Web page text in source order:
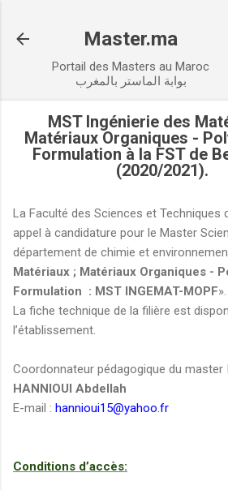
Master.ma
Portail des Masters au Maroc
بوابة الماستر بالمغرب
MST Ingénierie des
Matériaux Organiques -
Formulation à la FST de
(2020/2021).
La Faculté des Sciences et Techniques
appel à candidature pour le Master
département de chimie et
Matériaux ; Matériaux Organiques -
Formulation : MST INGEMAT-MOPF».
La fiche technique de la filière est
l’établissement.
Coordonnateur pédagogique du master
HANNIOUI Abdellah
E-mail : hannioui15@yahoo.fr
Conditions d’accès: